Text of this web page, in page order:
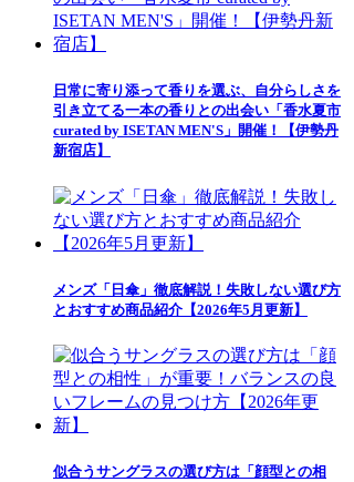
日常に寄り添って香りを選ぶ、自分らしさを
引き立てる一本の香りとの出会い「香水夏市
curated by ISETAN MEN'S」開催！【伊勢丹
新宿店】
メンズ「日傘」徹底解説！失敗しない選び方
とおすすめ商品紹介【2026年5月更新】
似合うサングラスの選び方は「顔型との相